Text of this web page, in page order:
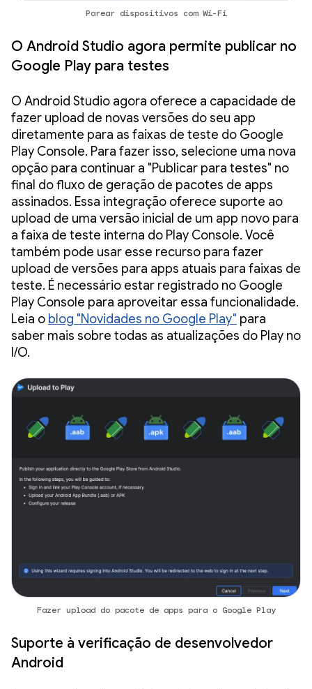
Parear dispositivos com Wi-Fi
O Android Studio agora permite publicar no
Google Play para testes
O Android Studio agora oferece a capacidade de
fazer upload de novas versões do seu app
diretamente para as faixas de teste do Google
Play Console. Para fazer isso, selecione uma nova
opção para continuar a "Publicar para testes" no
final do fluxo de geração de pacotes de apps
assinados. Essa integração oferece suporte ao
upload de uma versão inicial de um app novo para
a faixa de teste interna do Play Console. Você
também pode usar esse recurso para fazer
upload de versões para apps atuais para faixas de
teste. É necessário estar registrado no Google
Play Console para aproveitar essa funcionalidade.
Leia o blog "Novidades no Google Play" para
saber mais sobre todas as atualizações do Play no
I/O.
Fazer upload do pacote de apps para o Google Play
Suporte à verificação de desenvolvedor
Android